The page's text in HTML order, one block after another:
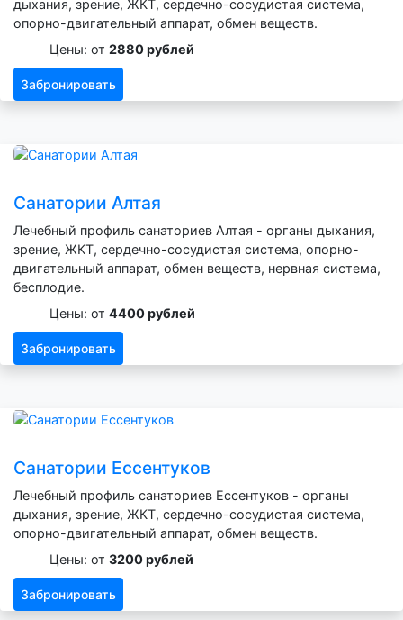
дыхания, зрение, ЖКТ, сердечно-сосудистая система,
опорно-двигательный аппарат, обмен веществ.
Цены: от 2880 рублей
Забронировать
Санатории Алтая
Лечебный профиль санаториев Алтая - органы дыхания,
зрение, ЖКТ, сердечно-сосудистая система, опорно-
двигательный аппарат, обмен веществ, нервная система,
бесплодие.
Цены: от 4400 рублей
Забронировать
Санатории Ессентуков
Лечебный профиль санаториев Ессентуков - органы
дыхания, зрение, ЖКТ, сердечно-сосудистая система,
опорно-двигательный аппарат, обмен веществ.
Цены: от 3200 рублей
Забронировать